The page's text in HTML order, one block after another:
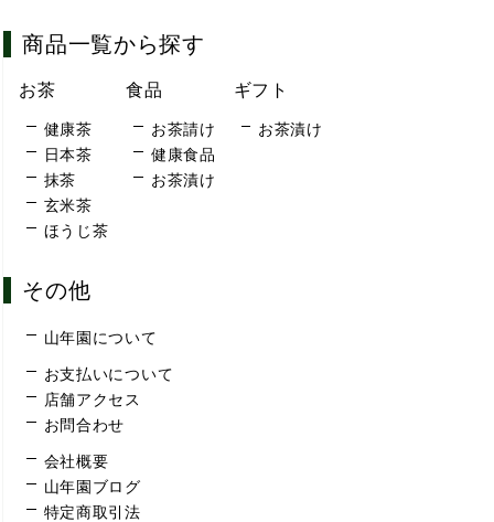
商品一覧から探す
お茶
健康茶
日本茶
抹茶
玄米茶
ほうじ茶
食品
お茶請け
健康食品
お茶漬け
ギフト
お茶漬け
その他
山年園について
お支払いについて
店舗アクセス
お問合わせ
会社概要
山年園ブログ
特定商取引法